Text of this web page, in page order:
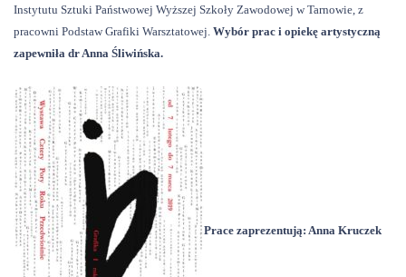
Instytutu Sztuki Państwowej Wyższej Szkoły Zawodowej w Tarnowie, z
pracowni Podstaw Grafiki Warsztatowej. Wybór prac i opiekę artystyczną
zapewniła dr Anna Śliwińska.
Prace zaprezentują: Anna Kruczek